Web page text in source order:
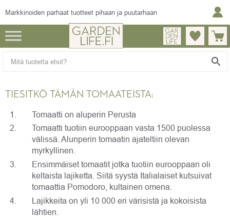
Markkinoiden parhaat tuotteet pihaan ja puutarhaan
TIESITKÖ TÄMÄN TOMAATEISTA:
Tomaatti on aluperin Perusta
Tomaatti tuotiin eurooppaan vasta 1500 puolessa
välissä. Alunperin tomaatin ajateltiin olevan
myrkyllinen.
Ensimmäiset tomaatit jotka tuotiin eurooppaan oli
keltaista lajiketta. Siitä syystä Italialaiset kutsuivat
tomaattia Pomodoro, kultainen omena.
Lajikkeita on yli 10 000 eri värisistä ja kokoisista
lähtien.